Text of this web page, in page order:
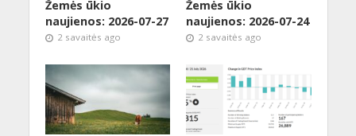
Žemės ūkio
naujienos: 2026-07-27
2 savaitės ago
Žemės ūkio
naujienos: 2026-07-24
2 savaitės ago